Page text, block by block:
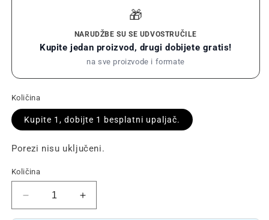
🎁
NARUDŽBE SU SE UDVOSTRUČILE
Kupite jedan proizvod, drugi dobijete gratis!
na sve proizvode i formate
Količina
Kupite 1, dobijte 1 besplatni upaljač.
Porezi nisu uključeni.
Količina
Smanjite
količinu
Povećajte
količinu